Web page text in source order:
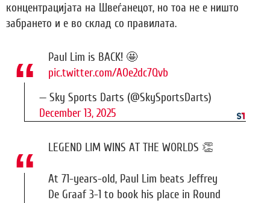
концентрацијата на Швеѓанецот, но тоа не е ништо
забрането и е во склад со правилата.
Paul Lim is BACK! 🤩
pic.twitter.com/AOe2dc7Qvb
— Sky Sports Darts (@SkySportsDarts)
December 13, 2025
LEGEND LIM WINS AT THE WORLDS 👏
At 71-years-old, Paul Lim beats Jeffrey
De Graaf 3-1 to book his place in Round